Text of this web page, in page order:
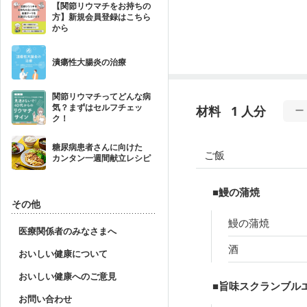
【関節リウマチをお持ちの
方】新規会員登録はこちら
から
潰瘍性大腸炎の治療
関節リウマチってどんな病
気？まずはセルフチェッ
ク！
糖尿病患者さんに向けた
カンタン一週間献立レシピ
その他
医療関係者のみなさまへ
おいしい健康について
おいしい健康へのご意見
お問い合わせ
材料 1 人分
ご飯
■鰻の蒲焼
鰻の蒲焼
酒
■旨味スクランブル